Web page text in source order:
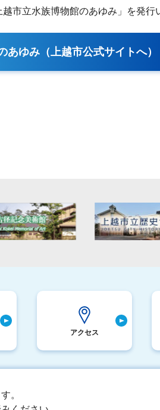
市立水族博物館のあゆみ」を発行
あゆみ（上越市公式サイトへ）
。
アクセス
する表示